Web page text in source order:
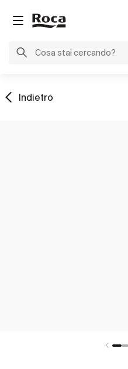
Indietro